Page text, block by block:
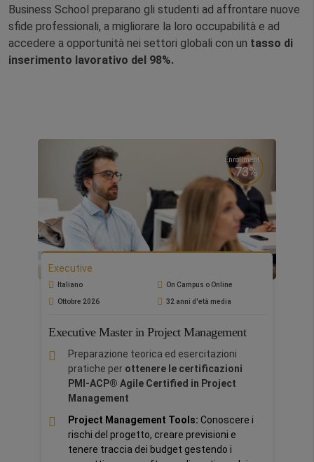
Business School preparano gli studenti ad affrontare nuove
sfide professionali, a migliorare la loro occupabilità e ad
accedere a opportunità nei settori globali con un tasso di
inserimento lavorativo del 98%.
Enrollment
73%
Executive
Italiano On Campus o Online
Ottobre 2026 32 anni d'età media
Executive Master in Project Management
Preparazione teorica ed esercitazioni
pratiche per ottenere le certificazioni
PMI-ACP® Agile Certified in Project
Management
Project Management Tools: Conoscere i
rischi del progetto, creare previsioni e
tenere traccia dei budget gestendo i